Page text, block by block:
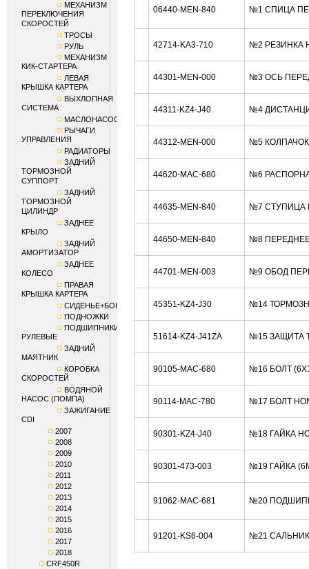
МЕХАНИЗМ
ПЕРЕКЛЮЧЕНИЯ
СКОРОСТЕЙ
ТРОСЫ
РУЛЬ
МЕХАНИЗМ
КИК-СТАРТЕРА
ЛЕВАЯ
КРЫШКА КАРТЕРА
ВЫХЛОПНАЯ
СИСТЕМА
МАСЛОНАСОС
РЫЧАГИ
УПРАВЛЕНИЯ
РАДИАТОРЫ
ЗАДНИЙ
ТОРМОЗНОЙ
СУППОРТ
ЗАДНИЙ
ТОРМОЗНОЙ
ЦИЛИНДР
ЗАДНЕЕ
КРЫЛО
ЗАДНИЙ
АМОРТИЗАТОР
ЗАДНЕЕ
КОЛЕСО
ПРАВАЯ
КРЫШКА КАРТЕРА
СИДЕНЬЕ+БОКОВИНЫ
ПОДНОЖКИ
ПОДШИПНИКИ
РУЛЕВЫЕ
ЗАДНИЙ
МАЯТНИК
КОРОБКА
СКОРОСТЕЙ
ВОДЯНОЙ
НАСОС (ПОМПА)
ЗАЖИГАНИЕ
CDI
2007
2008
2009
2010
2011
2012
2013
2014
2015
2016
2017
2018
CRF450R
06440-MEN-840 №1 СПИЦА
42714-KA3-710 №2 РЕЗИНКА
44301-MEN-000 №3 ОСЬ
44311-KZ4-J40 №4
44312-MEN-000 №5 КОЛПАЧОК
44620-MAC-680 №6
44635-MEN-840 №7 СТУПИЦА
44650-MEN-840 №8 ПЕРЕДНЕЕ
44701-MEN-003 №9 ОБОД
45351-KZ4-J30 №14
51614-KZ4-J41ZA №15 ЗАЩИТА
90105-MAC-680 №16 БОЛТ
90114-MAC-780 №17 БОЛТ
90301-KZ4-J40 №18 ГАЙКА
90301-473-003 №19 ГАЙКА
91062-MAC-681 №20
91201-KS6-004 №21 САЛЬНИК